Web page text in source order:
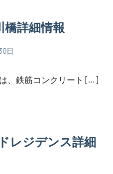
橋詳細情報
日
は、鉄筋コンクリート […]
レジデンス詳細